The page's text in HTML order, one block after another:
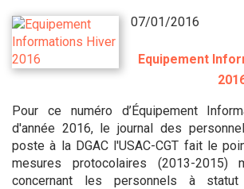
07/01/2016
Equipement
Pour ce numéro d’Équipement
d'année 2016, le journal des
poste à la DGAC l'USAC-CGT fait le
mesures protocolaires (2013-
concernant les personnels à